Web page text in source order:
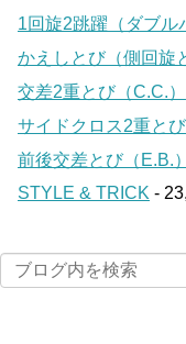
1回旋2跳躍（ダブル
かえしとび（側回旋
交差2重とび（C.C.）
サイドクロス2重とび
前後交差とび（E.B.）
STYLE & TRICK -